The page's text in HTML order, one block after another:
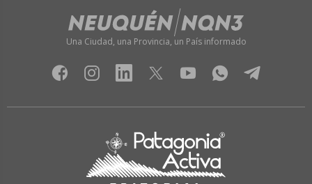
Una Ciudad, una Provincia, un País informado